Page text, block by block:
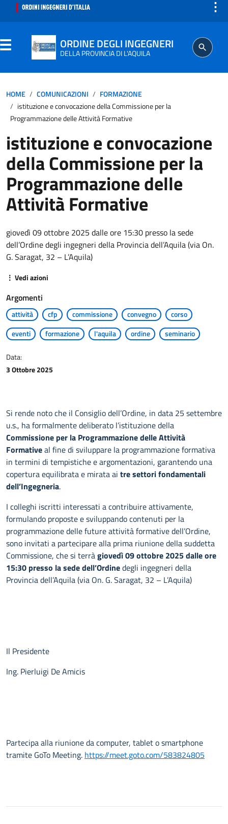
⋮
ORDINE DEGLI INGEGNERI
DELLA PROVINCIA DI L'AQUILA
SEGRETERIA
ISCRITTO
PROFESSIONE
AGGIORNAMENTO PROFESSIONALE
HOME COMUNICAZIONI
FORMAZIONE
istituzione e convocazione della Commissione per la
Programmazione delle Attività Formative
istituzione e convocazione
della Commissione per la
Programmazione delle
Attività Formative
giovedì 09 ottobre 2025 dalle ore 15:30 presso la sede
dell’Ordine degli ingegneri della Provincia dell’Aquila (via On.
G. Saragat, 32 – L’Aquila)
⋮ Vedi azioni
Argomenti
attività cfp commissione convegno
corso
eventi
formazione l'aquila ordine seminario
Data:
3 Ottobre 2025
Si rende noto che il Consiglio dell’Ordine, in data 25 settembre
u.s., ha formalmente deliberato l’istituzione della
Commissione per la Programmazione delle Attività
Formativeal fine di sviluppare la programmazione formativa
in termini di tempistiche e argomentazioni, garantendo una
copertura equilibrata e mirata ai tre settori fondamentali
dell’Ingegneria.
I colleghi iscritti interessati a contribuire attivamente,
formulando proposte e sviluppando contenuti per la
programmazione delle future attività formative dell’Ordine,
sono invitati a partecipare alla prima riunione della suddetta
Commissione, che si terràgiovedì 09 ottobre 2025 dalle ore
15:30 presso la sede dell’Ordinedegli ingegneri della
Provincia dell’Aquila (via On. G. Saragat, 32 – L’Aquila)
Il Presidente
Ing. Pierluigi De Amicis
Partecipa alla riunione da computer, tablet o smartphone
tramite GoTo Meeting. https://meet.goto.com/583824805